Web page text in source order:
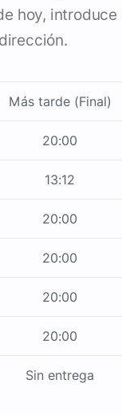
hoy, introduce
Más tarde (Final)
20:00
13:12
20:00
20:00
20:00
20:00
Sin entrega